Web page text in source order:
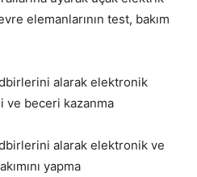
elemanlarının test, bakım
alarak elektronik
beceri kazanma
alarak elektronik ve
yapma